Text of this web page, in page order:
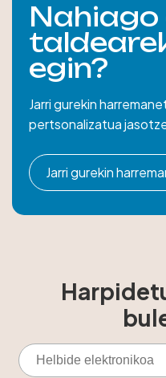
Nahiago
egin?
Jarri gurekin
pertsonalizatua
Jarri gurekin